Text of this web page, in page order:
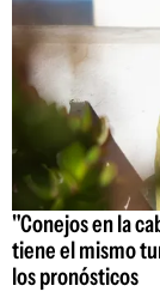
"Conejos en la
tiene el mismo
los pronósticos